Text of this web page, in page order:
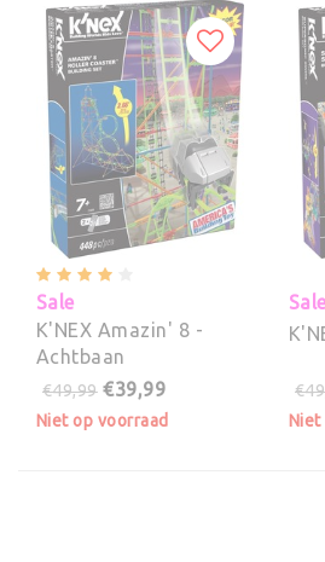
Sale
K'NEX Amazin' 8 -
Achtbaan
€49,99 €39,99
Niet op voorraad
Sale
Niet